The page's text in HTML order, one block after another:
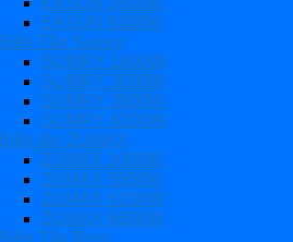
EASUN 6200W
Biến Tần Sumry
SUMRY 1800W
SUMRY 3000W
SUMRY 3800W
SUMRY 6200W
Biến tần ZUMAX
ZUMAX 3000W
ZUMAX 5500W
ZUMAX 6200W
ZUMAX 6600W
Biến Tần Bơm